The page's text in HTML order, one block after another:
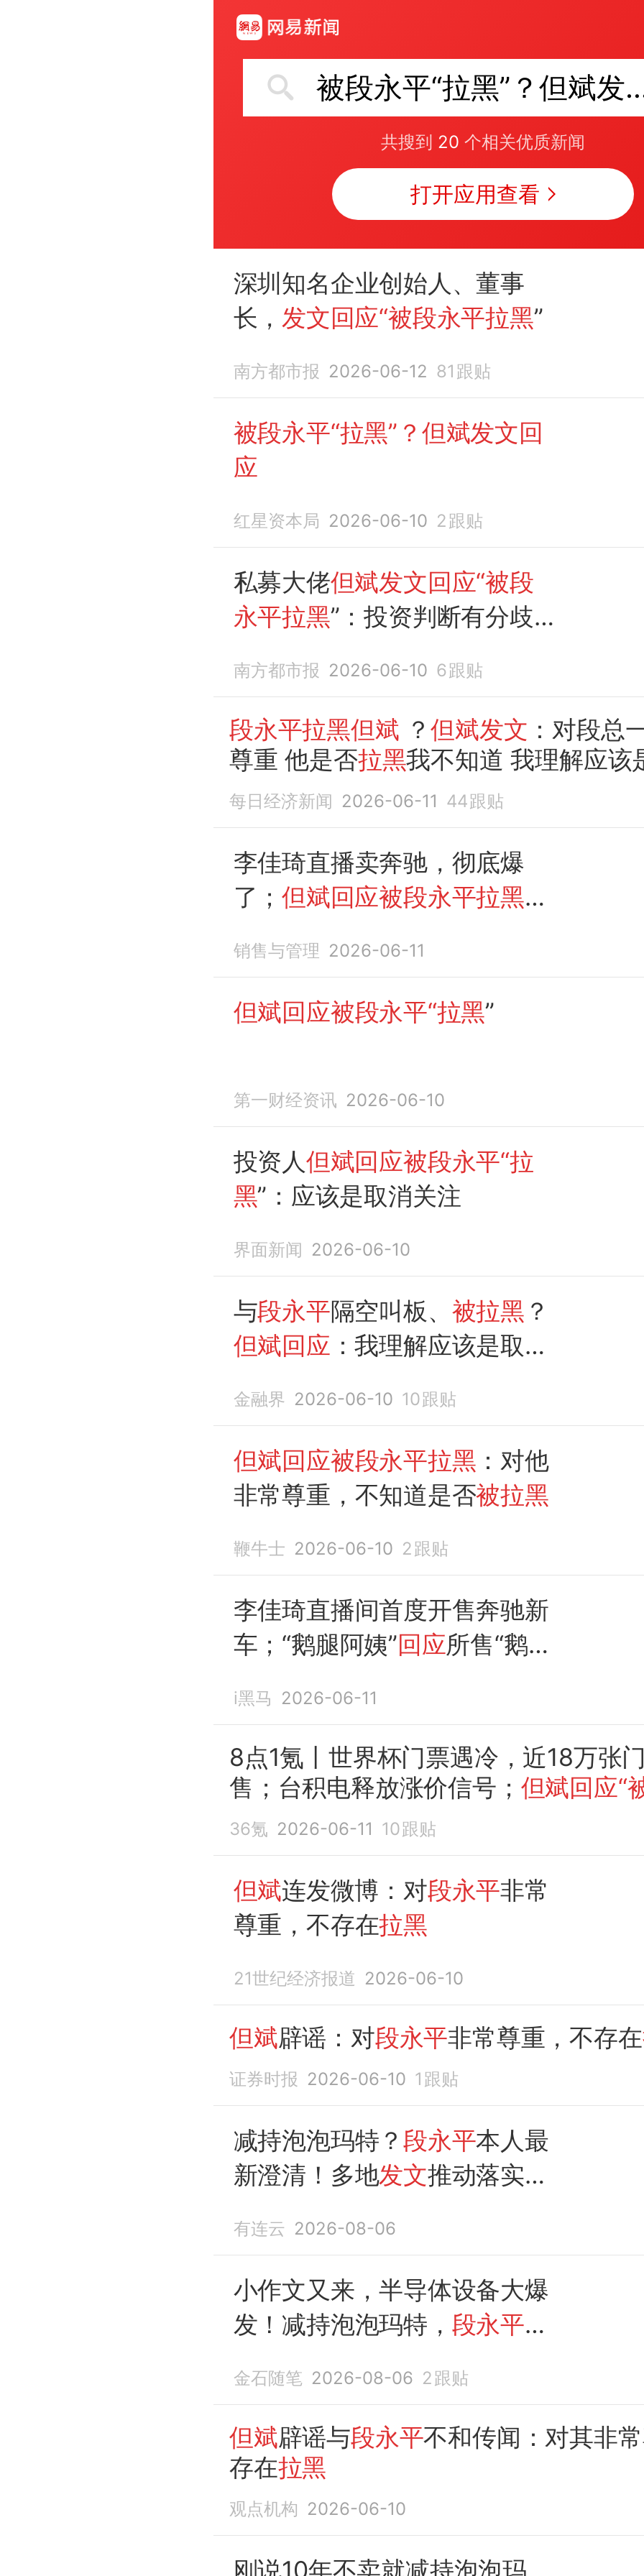
被段永平“拉
共搜到 20 个相关优质新闻
打开应用查看
深圳知名企业创始人、董事
长， 发文回应“被段永平拉黑”
南方都市报 2026-06-12 81 跟贴
被段永平“拉黑”？但斌发文回
应
红星资本局 2026-06-10 2 跟贴
私募大佬但斌发文回应“被段
永平拉黑”：投资判断有分歧
南方都市报 2026-06-10 6跟贴
段永平拉黑但斌 ？但斌发文 ：对段总
尊重 他是否拉黑我不知道 我理解应该
注
每日经济新闻 2026-06-11 44跟贴
李佳琦直播卖奔驰，彻底爆
了；但斌回应被段永平拉黑；
专业版最高档年费超5000
元……
销售与管理 2026-06-11
但斌回应被段永平“拉黑”
第一财经资讯 2026-06-10
投资人但斌回应被段永平“拉
黑”：应该是取消关注
界面新闻 2026-06-10
与段永平隔空叫板、 被拉黑 ？
但斌回应 ：我理解应该是取消
不拉黑任何人 对投资判断有分
歧很正常
金融界 2026-06-10 10跟贴
但斌回应被段永平拉黑 ：对他
非常尊重，不知道是否被拉黑
鞭牛士 2026-06-10 2 跟贴
李佳琦直播间首度开售奔驰新
车；“鹅腿阿姨”回应所售“鹅
索功能上线；
平“拉黑”...
i黑马 2026-06-11
8点1氪丨世界杯门票遇冷，近18万张
售；台积电释放涨价信号； 但斌回应“
拉黑 ”
36氪 2026-06-11 10跟贴
但斌连发微博：对段永平非常
尊重，不存在拉黑
21世纪经济报道 2026-06-10
但斌辟谣：对段永平非常尊重，不存在
证券时报 2026-06-10 1 跟贴
减持泡泡玛特？段永平本人最
新澄清！多地发文推动落实职
(159928)连续第四日回调，获
大举净申购超2.4亿份！
有连云 2026-08-06
小作文又来，半导体设备大爆
发！减持泡泡玛特， 段永平回
金石随笔 2026-08-06 2 跟贴
但斌辟谣与段永平不和传闻：对其非
存在拉黑
观点机构 2026-06-10
刚说10年不卖就减持泡泡玛